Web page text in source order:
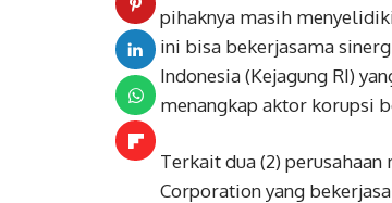
pihaknya masih
ini bisa bekerjasama
Indonesia (Kejagung RI)
menangkap aktor korupsi
Terkait dua (2)
Corporation yang